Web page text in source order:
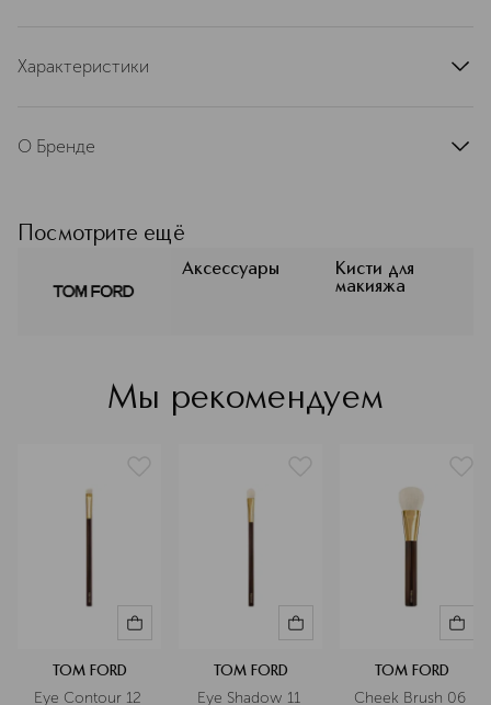
Характеристики
тип продукта
О Бренде
современной роскоши. В коллекции
макияжа TOM FORD BEAUTY
COSMETICS представлены сочные
сексуальные оттенки продуктов для
смелых, дает возможность любой
Подробнее
Посмотрите ещё
Аксессуары
Кисти для
макияжа
Мы рекомендуем
TOM FORD
Eye Contour 12
TOM FORD
Eye Shadow 11
TOM FORD
Cheek Brush 06